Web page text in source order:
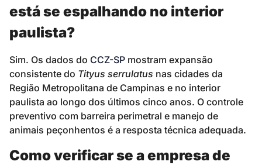
está se espalhando no interior
paulista?
Sim. Os dados do CCZ-SP mostram expansão
consistente do Tityus serrulatus nas cidades da
Região Metropolitana de Campinas e no interior
paulista ao longo dos últimos cinco anos. O controle
preventivo com barreira perimetral e manejo de
animais peçonhentos é a resposta técnica adequada.
Como verificar se a empresa de